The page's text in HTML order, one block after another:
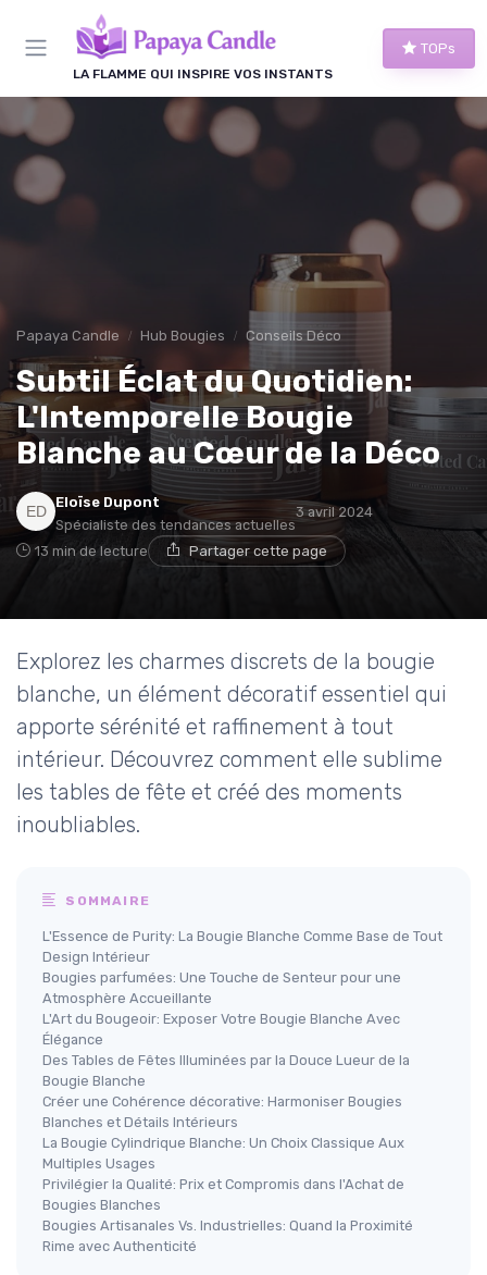
LA FLAMME QUI INSPIRE VOS INSTANTS
TOPs
Papaya Candle Hub Bougies Conseils Déco
Subtil Éclat du Quotidien:
L'Intemporelle Bougie
Blanche au Cœur de la Déco
Eloïse Dupont
Spécialiste des tendances actuelles
3 avril 2024
13 min de lecture Partager cette page
Explorez les charmes discrets de la bougie
blanche, un élément décoratif essentiel qui
apporte sérénité et raffinement à tout
intérieur. Découvrez comment elle sublime
les tables de fête et créé des moments
inoubliables.
SOMMAIRE
L'Essence de Purity: La Bougie Blanche Comme Base de Tout
Design Intérieur
Bougies parfumées: Une Touche de Senteur pour une
Atmosphère Accueillante
L'Art du Bougeoir: Exposer Votre Bougie Blanche Avec
Élégance
Des Tables de Fêtes Illuminées par la Douce Lueur de la
Bougie Blanche
Créer une Cohérence décorative: Harmoniser Bougies
Blanches et Détails Intérieurs
La Bougie Cylindrique Blanche: Un Choix Classique Aux
Multiples Usages
Privilégier la Qualité: Prix et Compromis dans l'Achat de
Bougies Blanches
Bougies Artisanales Vs. Industrielles: Quand la Proximité
Rime avec Authenticité
Panneau de gestion des cookies